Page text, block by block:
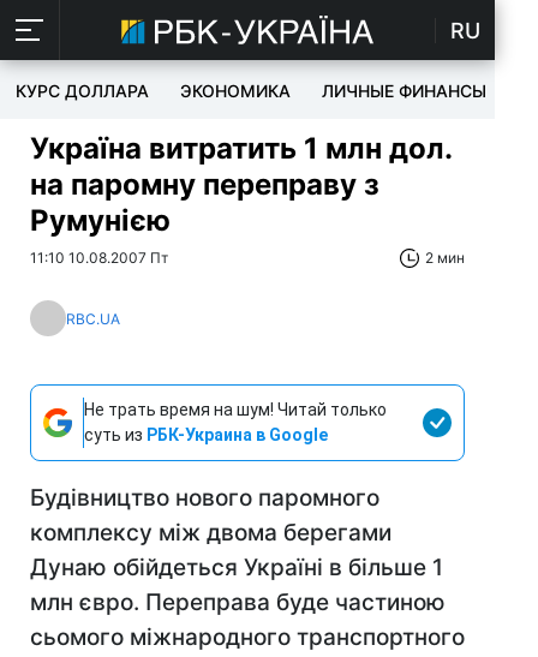
RU
КУРС ДОЛЛАРА ЭКОНОМИКА ЛИЧНЫЕ ФИНАНСЫ
Україна витратить 1 млн дол.
на паромну переправу з
Румунією
11:10 10.08.2007 Пт 2 мин
RBC.UA
Не трать время на шум! Читай только
суть из РБК-Украина в Google
Будівництво нового паромного
комплексу між двома берегами
Дунаю обійдеться Україні в більше 1
млн євро. Переправа буде частиною
сьомого міжнародного транспортного